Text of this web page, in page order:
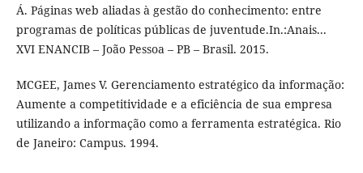
Á. Páginas web aliadas à gestão do conhecimento: entre
programas de políticas públicas de juventude.In.:Anais...
XVI ENANCIB – João Pessoa – PB – Brasil. 2015.
MCGEE, James V. Gerenciamento estratégico da informação:
Aumente a competitividade e a eficiência de sua empresa
utilizando a informação como a ferramenta estratégica. Rio
de Janeiro: Campus. 1994.